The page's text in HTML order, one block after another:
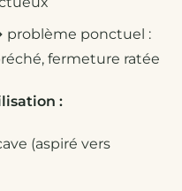
problème ponctuel :
fermeture ratée
:
(aspiré vers